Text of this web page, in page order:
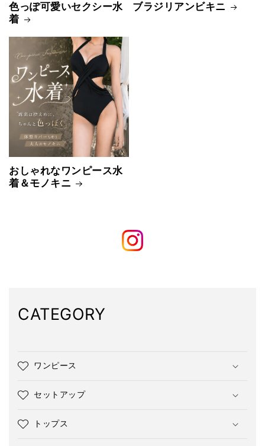
色っぽ可愛いセクシー水
着
ブラジリアンビキニ
おしゃれなワンピース水
着＆モノキニ
CATEGORY
ワンピース
セットアップ
トップス